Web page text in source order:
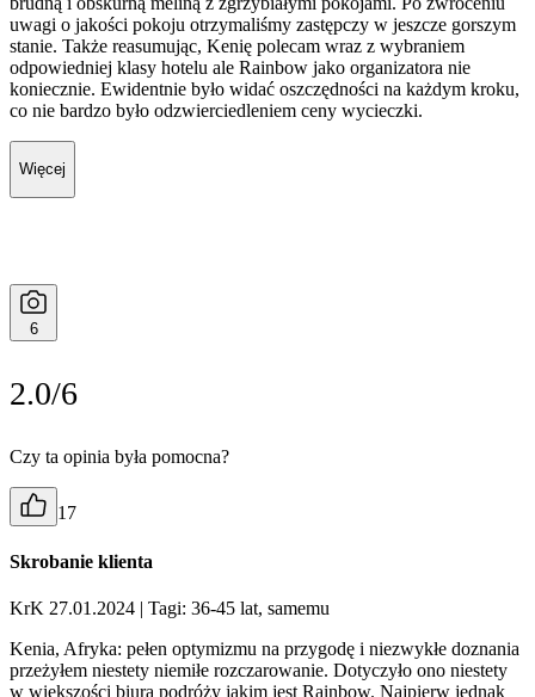
uwagi o jakości pokoju otrzymaliśmy zastępczy w jeszcze gorszym
stanie. Także reasumując, Kenię polecam wraz z wybraniem
odpowiedniej klasy hotelu ale Rainbow jako organizatora nie
koniecznie. Ewidentnie było widać oszczędności na każdym kroku,
co nie bardzo było odzwierciedleniem ceny wycieczki.
Więcej
6
2.0/6
Czy ta opinia była pomocna?
17
Skrobanie klienta
KrK 27.01.2024 | Tagi: 36-45 lat, samemu
Kenia, Afryka: pełen optymizmu na przygodę i niezwykłe doznania
przeżyłem niestety niemiłe rozczarowanie. Dotyczyło ono niestety
w większości biura podróży jakim jest Rainbow. Najpierw jednak